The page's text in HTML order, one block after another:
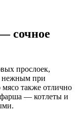
сочное
прослоек,
нежным при
также отлично
фарша — котлеты и